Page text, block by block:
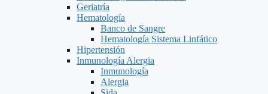
Geriatría
Hematología
Banco de Sangre
Hematología Sistema Linfático
Hipertensión
Inmunología Alergia
Inmunología
Alergia